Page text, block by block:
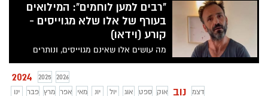
"רבים למען לוחמים": המילואים
בעורף של אלו שלא מגוייסים -
קורע (וידאו)
מה עושים אלו שאינם מגוייסים, ונותרים
בעורף? מתגייסים למען נשות המילואימניקים
להוצאת אגרסיות... אהבנו ברשת, קורע! 2024 2025
2026
ינו
פבר מרץ אפר מאי יונ יול אוג ספט אוק נוב דצמ